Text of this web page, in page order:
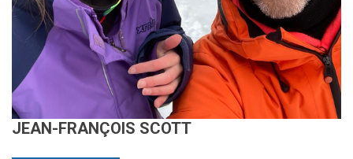
JEAN-FRANÇOIS SCOTT